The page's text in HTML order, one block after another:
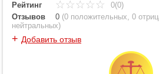
Рейтинг
0(0)
Отзывов
0 (0 положительных, 0
нейтральных)
+ Добавить отзыв